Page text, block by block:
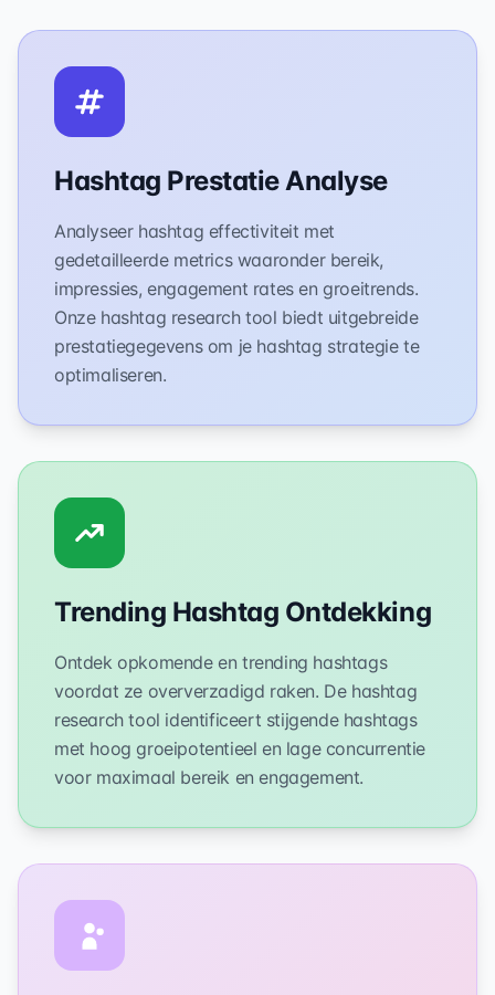
Hashtag Prestatie Analyse
Analyseer hashtag effectiviteit met
gedetailleerde metrics waaronder bereik,
impressies, engagement rates en groeitrends.
Onze hashtag research tool biedt uitgebreide
prestatiegegevens om je hashtag strategie te
optimaliseren.
Trending Hashtag Ontdekking
Ontdek opkomende en trending hashtags
voordat ze oververzadigd raken. De hashtag
research tool identificeert stijgende hashtags
met hoog groeipotentieel en lage concurrentie
voor maximaal bereik en engagement.